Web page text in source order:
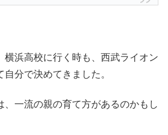
横浜高校に行く時も、西武ライオン
分で決めてきました。
、一流の親の育て方があるのかもし